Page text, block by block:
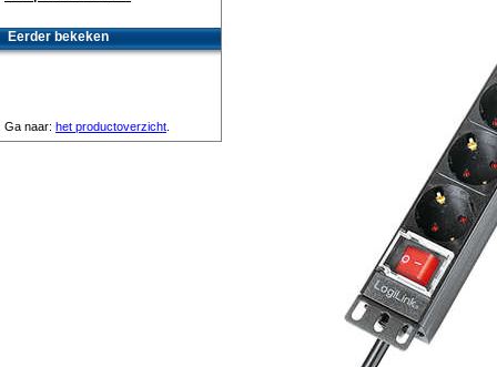
Eerder bekeken
Ga naar: het productoverzicht